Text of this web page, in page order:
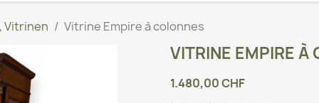
Vitrinen Vitrine Empire à colonnes
VITRINE EMPIRE À
1.480,00 CHF